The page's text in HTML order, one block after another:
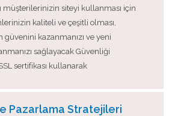
müşterilerinizin siteyi kullanması için
kaliteli ve çeşitli olması,
kazanmanızı ve yeni
sağlayacak Güvenliği
sertifikası kullanarak
Pazarlama Stratejileri